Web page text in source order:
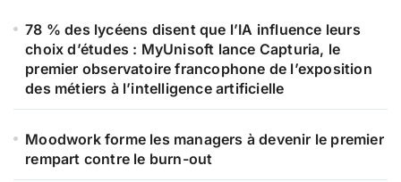
78 % des lycéens disent que l’IA influence leurs
choix d’études : MyUnisoft lance Capturia, le
premier observatoire francophone de l’exposition
des métiers à l’intelligence artificielle
Moodwork forme les managers à devenir le premier
rempart contre le burn-out